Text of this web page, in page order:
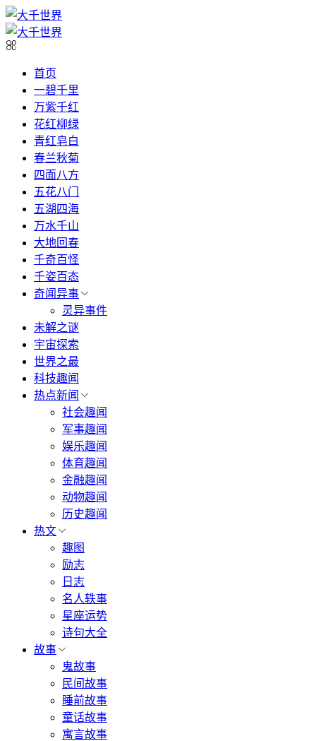
首页
一碧千里
万紫千红
花红柳绿
青红皂白
春兰秋菊
四面八方
五花八门
五湖四海
万水千山
大地回春
千奇百怪
千姿百态
奇闻异事
灵异事件
未解之谜
宇宙探索
世界之最
科技趣闻
热点新闻
社会趣闻
军事趣闻
娱乐趣闻
体育趣闻
金融趣闻
动物趣闻
历史趣闻
热文
趣图
励志
日志
名人轶事
星座运势
诗句大全
故事
鬼故事
民间故事
睡前故事
童话故事
寓言故事